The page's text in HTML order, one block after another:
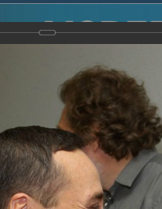
- 2014 - Международная
Award
2008 г.